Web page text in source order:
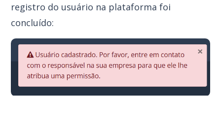
registro do usuário na plataforma foi
concluído: